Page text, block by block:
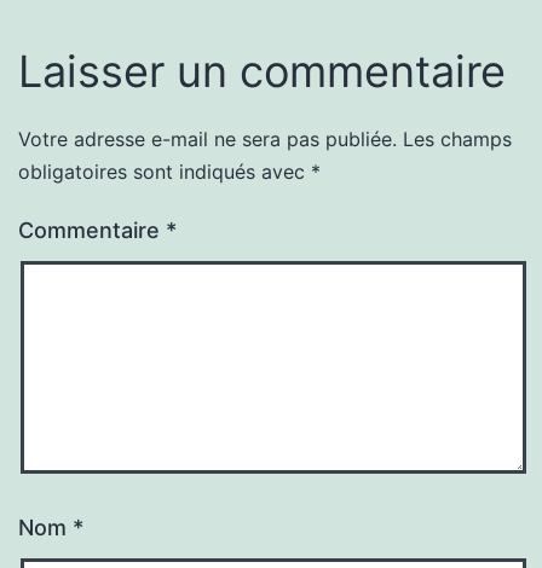
Laisser un commentaire
Votre adresse e-mail ne sera pas publiée. Les champs
obligatoires sont indiqués avec *
Commentaire *
Nom *